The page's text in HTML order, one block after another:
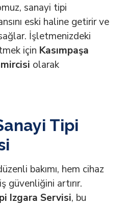
sanayi tipi
eski haline getirir ve
İşletmenizdeki
için Kasımpaşa
olarak
Tipi
bakımı, hem cihaz
güvenliğini artırır.
Izgara Servisi, bu